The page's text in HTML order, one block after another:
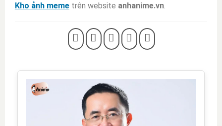
Kho ảnh memetrên website anhanime.vn.